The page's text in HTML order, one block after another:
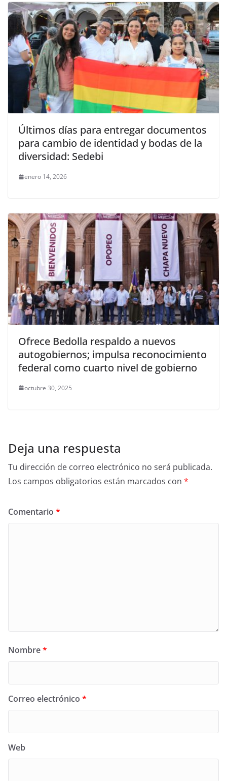
Últimos días para entregar documentos
para cambio de identidad y bodas de la
diversidad: Sedebi
enero 14, 2026
Ofrece Bedolla respaldo a nuevos
autogobiernos; impulsa reconocimiento
federal como cuarto nivel de gobierno
octubre 30, 2025
Deja una respuesta
Tu dirección de correo electrónico no será publicada.
Los campos obligatorios están marcados con *
Comentario *
Nombre*
Correo electrónico *
Web